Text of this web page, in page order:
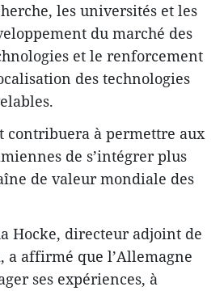
les universités et les
du marché des
et le renforcement
des technologies
contribuera à permettre aux
de s’intégrer plus
de valeur mondiale des
Hocke, directeur adjoint de
a affirmé que l’Allemagne
ses expériences, à